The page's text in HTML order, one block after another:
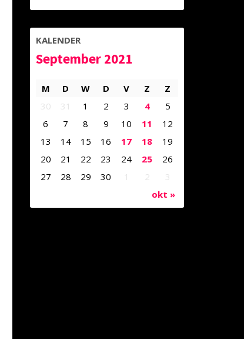
KALENDER
September 2021
okt »
M D W D V Z
Z
30
31 1 2 3 4
5
6
7 8 9 10 11
12
13
14 15 16 17 18
19
20
21 22 23 24 25
26
27
28 29 30 1 2 3